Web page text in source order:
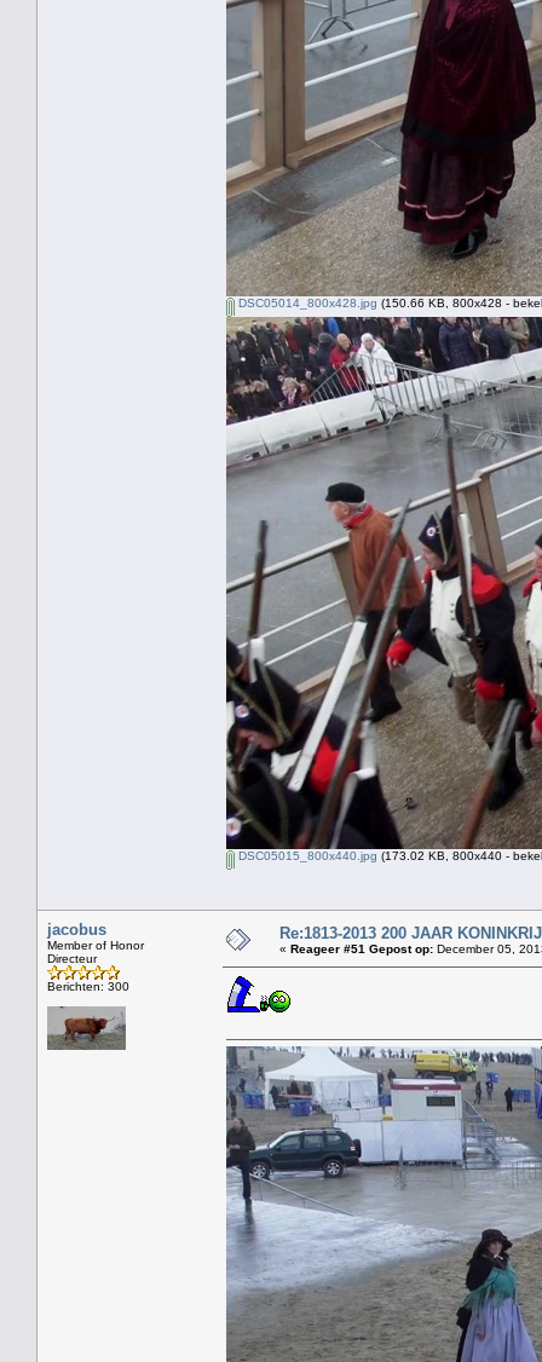
DSC05014_800x428.jpg (150.66 KB, 800x428 -
DSC05015_800x440.jpg (173.02 KB, 800x440 -
jacobus
Member of Honor
Directeur
Berichten: 300
Re:1813-2013 200 JAAR
« Reageer #51 Gepost op: December 05,